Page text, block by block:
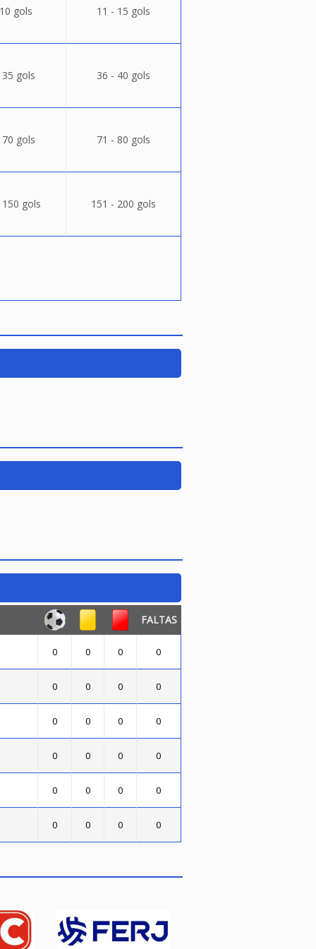
gols 11 - 15 gols
gols 36 - 40 gols
gols 71 - 80 gols
gols 151 - 200 gols
FALTAS
0 0 0 0
0 0 0 0
0 0 0 0
0 0 0 0
0 0 0 0
0 0 0 0